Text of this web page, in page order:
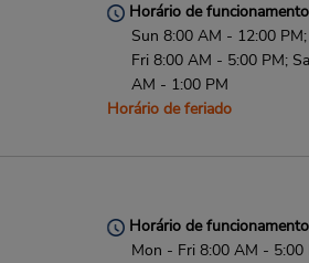
Horário de
Sun 8:00 AM - 12:00
Fri 8:00 AM - 5:00 PM;
AM - 1:00 PM
Horário de feriado
Horário de
Mon - Fri 8:00 AM - 5:00